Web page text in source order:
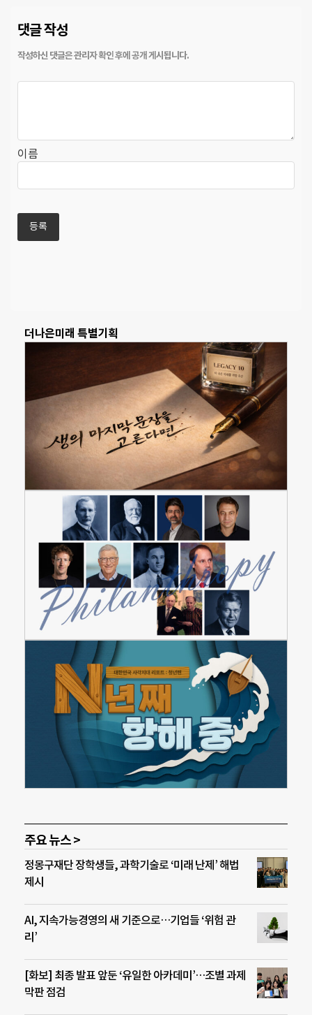
댓글 작성
이름
더나은미래 특별기획
주요 뉴스 >
정몽구재단 장학생들, 과학기술로 ‘미래 난제’ 해법
제시
AI, 지속가능경영의 새 기준으로…기업들 ‘위험 관
리’
[화보] 최종 발표 앞둔 ‘유일한 아카데미’…조별 과제
막판 점검